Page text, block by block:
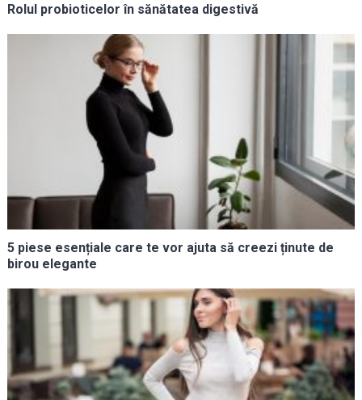
Rolul probioticelor în sănătatea digestivă
5 piese esențiale care te vor ajuta să creezi ținute de
birou elegante